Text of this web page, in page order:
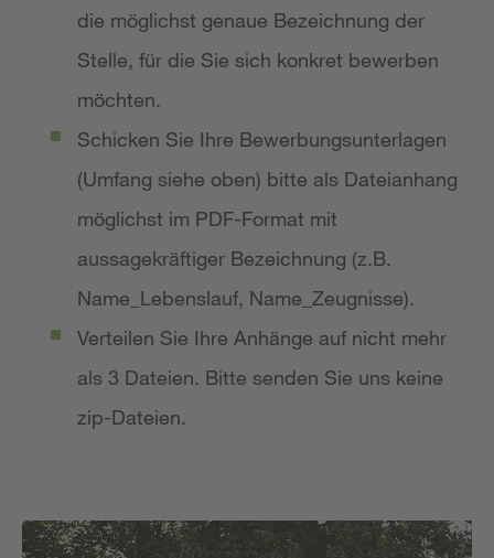
die möglichst genaue Bezeichnung der
Stelle, für die Sie sich konkret bewerben
möchten.
Schicken Sie Ihre Bewerbungsunterlagen
(Umfang siehe oben) bitte als Dateianhang
möglichst im PDF-Format mit
aussagekräftiger Bezeichnung (z.B.
Name_Lebenslauf, Name_Zeugnisse).
Verteilen Sie Ihre Anhänge auf nicht mehr
als 3 Dateien. Bitte senden Sie uns keine
zip-Dateien.